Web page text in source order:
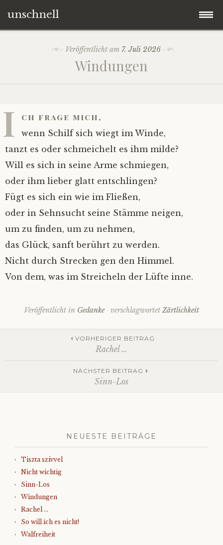
unschnell
Impressum
Veröffentlicht am 7. Juli 2026
Windungen
I ch frage mich,
wenn Schilf sich wiegt im Winde,
tanzt es oder schmeichelt es ihm milde?
Will es sich in seine Arme schmiegen,
oder ihm lieber glatt entschlingen?
Fügt es sich ein wie im Fließen,
oder in Sehnsucht seine Stämme neigen,
um zu finden, um zu nehmen,
das Glück, sanft berührt zu werden.
Nicht durch Strecken gen den Himmel.
Von dem, was im Streicheln der Lüfte inne.
Veröffentlicht in Gedanke verschlagwortet Zärtlichkeit
Beitrags-
Navigation
VORHERIGER BEITRAG
Rachel …
NÄCHSTER BEITRAG
Sinn-Los
NEUESTE BEITRÄGE
Tiszta szívvel
Nicht wichtig
Sinn-Los
Windungen
Rachel …
So will ich es nicht!
Walfreiheit